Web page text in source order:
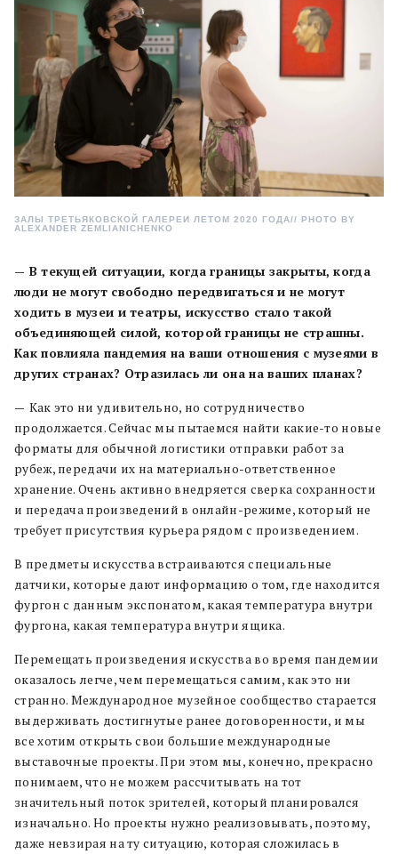
ЗАЛЫ ТРЕТЬЯКОВСКОЙ ГАЛЕРЕИ ЛЕТОМ 2020 ГОДА// PHOTO BY
ALEXANDER ZEMLIANICHENKO
— В текущей ситуации, когда границы закрыты, когда
люди не могут свободно передвигаться и не могут
ходить в музеи и театры, искусство стало такой
объединяющей силой, которой границы не страшны.
Как повлияла пандемия на ваши отношения с музеями в
других странах? Отразилась ли она на ваших планах?
— Как это ни удивительно, но сотрудничество
продолжается. Сейчас мы пытаемся найти какие-то новые
форматы для обычной логистики отправки работ за
рубеж, передачи их на материально-ответственное
хранение. Очень активно внедряется сверка сохранности
и передача произведений в онлайн-режиме, который не
требует присутствия курьера рядом с произведением.
В предметы искусства встраиваются специальные
датчики, которые дают информацию о том, где находится
фургон с данным экспонатом, какая температура внутри
фургона, какая температура внутри ящика.
Перемещать произведения искусства во время пандемии
оказалось легче, чем перемещаться самим, как это ни
странно. Международное музейное сообщество старается
выдерживать достигнутые ранее договоренности, и мы
все хотим открыть свои большие международные
выставочные проекты. При этом мы, конечно, прекрасно
понимаем, что не можем рассчитывать на тот
значительный поток зрителей, который планировался
изначально. Но проекты нужно реализовывать, поэтому,
даже невзирая на ту ситуацию, которая сложилась в